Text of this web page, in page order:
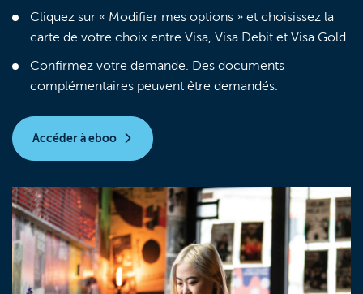
Cliquez sur « Modifier mes options » et choisissez la
carte de votre choix entre Visa, Visa Debit et Visa Gold.
Confirmez votre demande. Des documents
complémentaires peuvent être demandés.
Accéder à eboo